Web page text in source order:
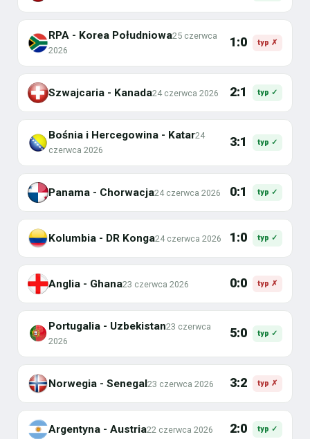
RPA - Korea Południowa25 czerwca
2026
1:0 typ ✗
Szwajcaria - Kanada24 czerwca 2026 2:1 typ ✓
Bośnia i Hercegowina - Katar24
czerwca 2026
3:1 typ ✓
Panama - Chorwacja24 czerwca 2026 0:1 typ ✓
Kolumbia - DR Konga24 czerwca 2026 1:0 typ ✓
Anglia - Ghana23 czerwca 2026 0:0 typ ✗
Portugalia - Uzbekistan23 czerwca
2026
5:0 typ ✓
Norwegia - Senegal23 czerwca 2026 3:2 typ ✗
Argentyna - Austria22 czerwca 2026 2:0 typ ✓